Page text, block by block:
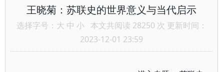
王晓菊：苏联史的世界意义与当代启示
选择字号： 大 中 小 本文共阅读 28250 次 更新时间：
2023-12-01 23:59